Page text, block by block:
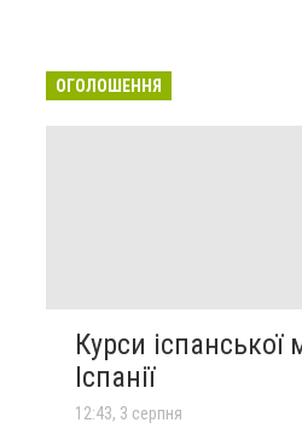
ОГОЛОШЕННЯ
Курси іспанської
Іспанії
12:43, 3 серпня